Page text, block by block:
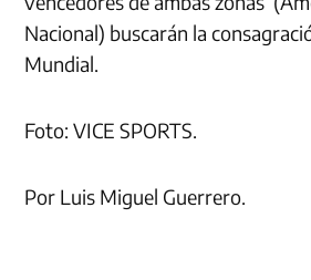
Nacional) buscarán la
Mundial.
Foto: VICE SPORTS.
Por Luis Miguel Guerrero.